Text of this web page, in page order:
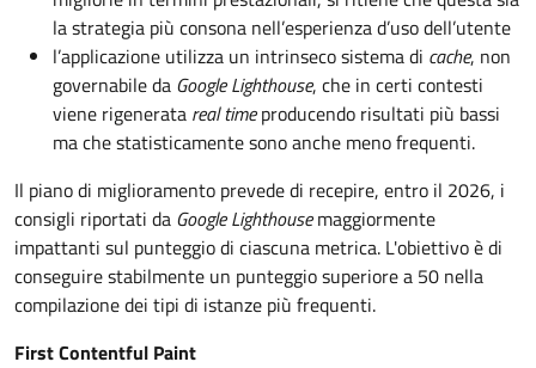
la strategia più consona nell’esperienza d’uso dell’utente
l’applicazione utilizza un intrinseco sistema di cache, non
governabile da Google Lighthouse, che in certi contesti
viene rigenerata real timeproducendo risultati più bassi
ma che statisticamente sono anche meno frequenti.
Il piano di miglioramento prevede di recepire, entro il 2026, i
consigli riportati da Google Lighthousemaggiormente
impattanti sul punteggio di ciascuna metrica. L'obiettivo è di
conseguire stabilmente un punteggio superiore a 50 nella
compilazione dei tipi di istanze più frequenti.
First Contentful Paint